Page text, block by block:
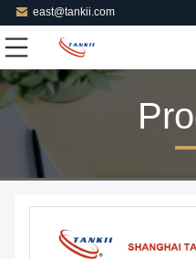
east@tankii.com